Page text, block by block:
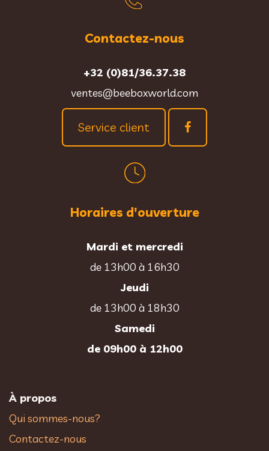
Contactez-nous
+32 (0)81/36.37.38
ventes@beeboxworld.com
Service client
Horaires d'ouverture
Mardi et mercredi
de 13h00 à 16h30
Jeudi
de 13h00 à 18h30
Samedi
de 09h00 à 12h00
À propos
Qui sommes-nous?
Contactez-nous